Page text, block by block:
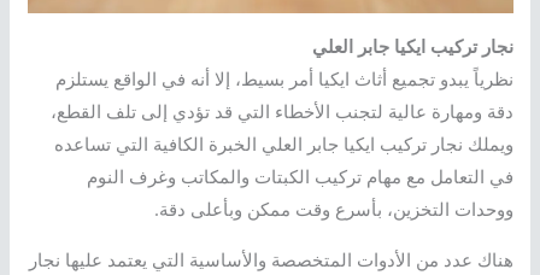
نجار تركيب ايكيا جابر العلي
نظرياً يبدو تجميع أثاث ايكيا أمر بسيط، إلا أنه في الواقع يستلزم
دقة ومهارة عالية لتجنب الأخطاء التي قد تؤدي إلى تلف القطع،
ويملك نجار تركيب ايكيا جابر العلي الخبرة الكافية التي تساعده
في التعامل مع مهام تركيب الكبتات والمكاتب وغرف النوم
ووحدات التخزين، بأسرع وقت ممكن وبأعلى دقة.
هناك عدد من الأدوات المتخصصة والأساسية التي يعتمد عليها نجار